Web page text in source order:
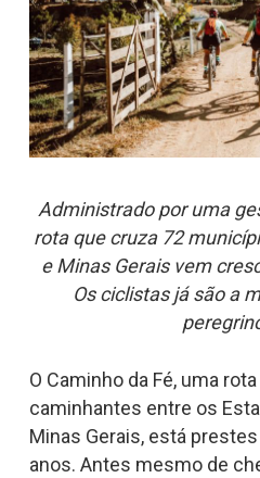
Administrado por uma
rota que cruza 72
e Minas Gerais vem
Os ciclistas já são a
O Caminho da Fé, uma
caminhantes entre os
Minas Gerais, está
anos. Antes mesmo de